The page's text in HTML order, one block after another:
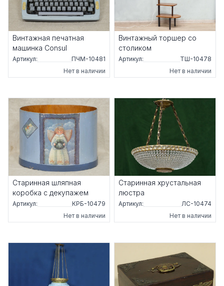
Винтажная печатная
машинка Consul
Артикул:
ПЧМ-10481
Нет в наличии
Винтажный торшер со
столиком
Артикул:
ТШ-10478
Нет в наличии
Старинная шляпная
коробка с декупажем
Артикул:
КРБ-10479
Нет в наличии
Старинная хрустальная
люстра
Артикул:
ЛС-10474
Нет в наличии